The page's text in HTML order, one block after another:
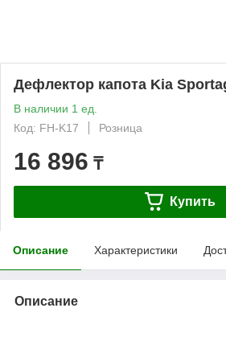
Дефлектор капота Kia
В наличии 1 ед.
Код: FH-K17
Розница
16 896 ₸
Купить
Описание Характеристики
Описание